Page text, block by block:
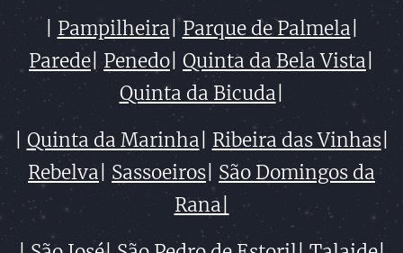
Pampilheira Parque de Palmela
Parede|Penedo Quinta da Bela Vista
Quinta da Bicuda
Quinta da Marinha Ribeira das Vinhas|
Rebelva
Sassoeiros São Domingos da
Rana|